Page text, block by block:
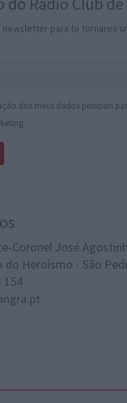
newsletter para te tornares
dos meus dados pessoais
Coronel José
do Heroísmo - São
154